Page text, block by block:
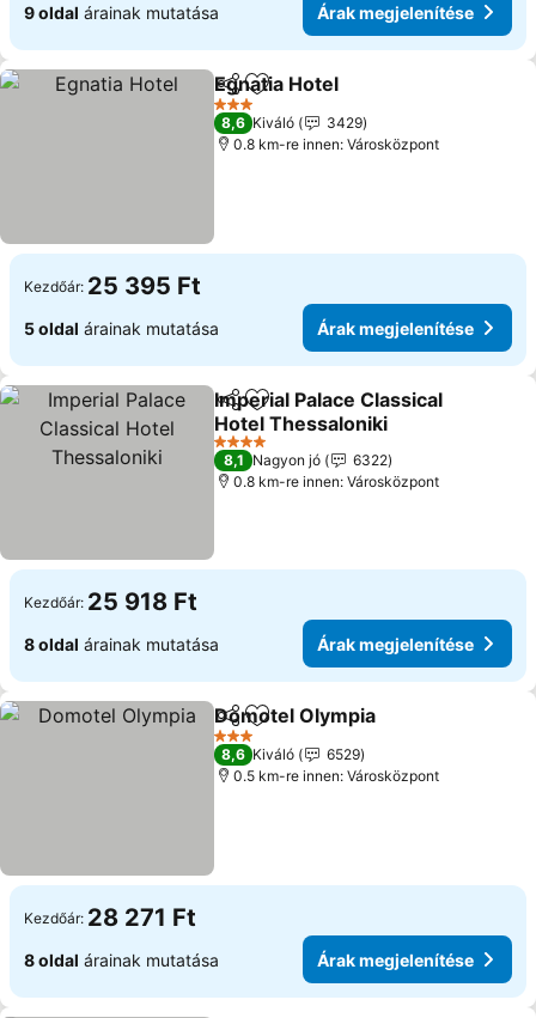
9 oldal árainak mutatása Árak megjelenítése
Megosztás
Hozzáadás a kedvencekhez
Egnatia Hotel
3 Kategória
8,6 Kiváló
3429
0.8 km-re innen: Városközpont
Kezdőár: 25 395 Ft
5 oldal árainak mutatása Árak megjelenítése
MegosztásHozzáadás a kedvencekhez
Imperial Palace Classical
Hotel Thessaloniki
Árak megjelenítése
4 Kategória
8,1 Nagyon jó
6322
0.8 km-re innen: Városközpont
Kezdőár: 25 918 Ft
8 oldal árainak mutatása Árak megjelenítése
Megosztás
Hozzáadás a kedvencekhez
Domotel Olympia
3 Kategória
8,6 Kiváló
6529
0.5 km-re innen: Városközpont
Kezdőár: 28 271 Ft
8 oldal árainak mutatása Árak megjelenítése